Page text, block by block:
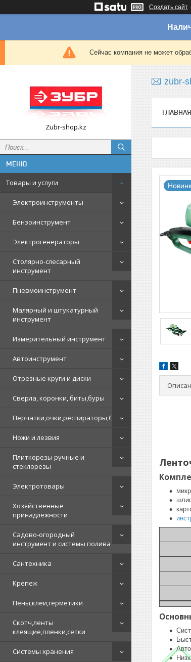
Создать сайт
Сейчас компания не может
Zubr-shop.kz
Товары и услуги
Электроинструменты
Бензоинструмент
Электрогенераторы
Столярно-слесарный
инструмент
Пневмоинструмент
Малярный и штукатурный
инструмент
Измерительный инструмент
Автоинструмент
Отрезные круги и диски
Сверла, коронки, биты,буры
Перчатки,очки,респираторы,СИЗ
Ножи и лезвия
Плиткорезы ручные и
стеклорезы
Электротовары
Хозяйственные
принадлежности
Садово-огородный
инструмент и системы полива
Сантехника
Крепеж
Пены,клеи,герметики
Скотч,ленты
клеящие,пленки,сетки
Системы хранения
zubr-
ГЛАВНАЯ